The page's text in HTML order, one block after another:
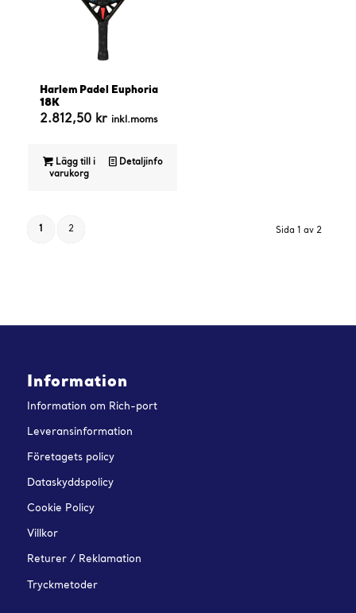
Harlem Padel Euphoria
18K
2.812,50 kr inkl.moms
Lägg till i
varukorg
Detaljinfo
Sida 1 av 2
1 2
Information
Information om Rich-port
Leveransinformation
Företagets policy
Dataskyddspolicy
Cookie Policy
Villkor
Returer / Reklamation
Tryckmetoder